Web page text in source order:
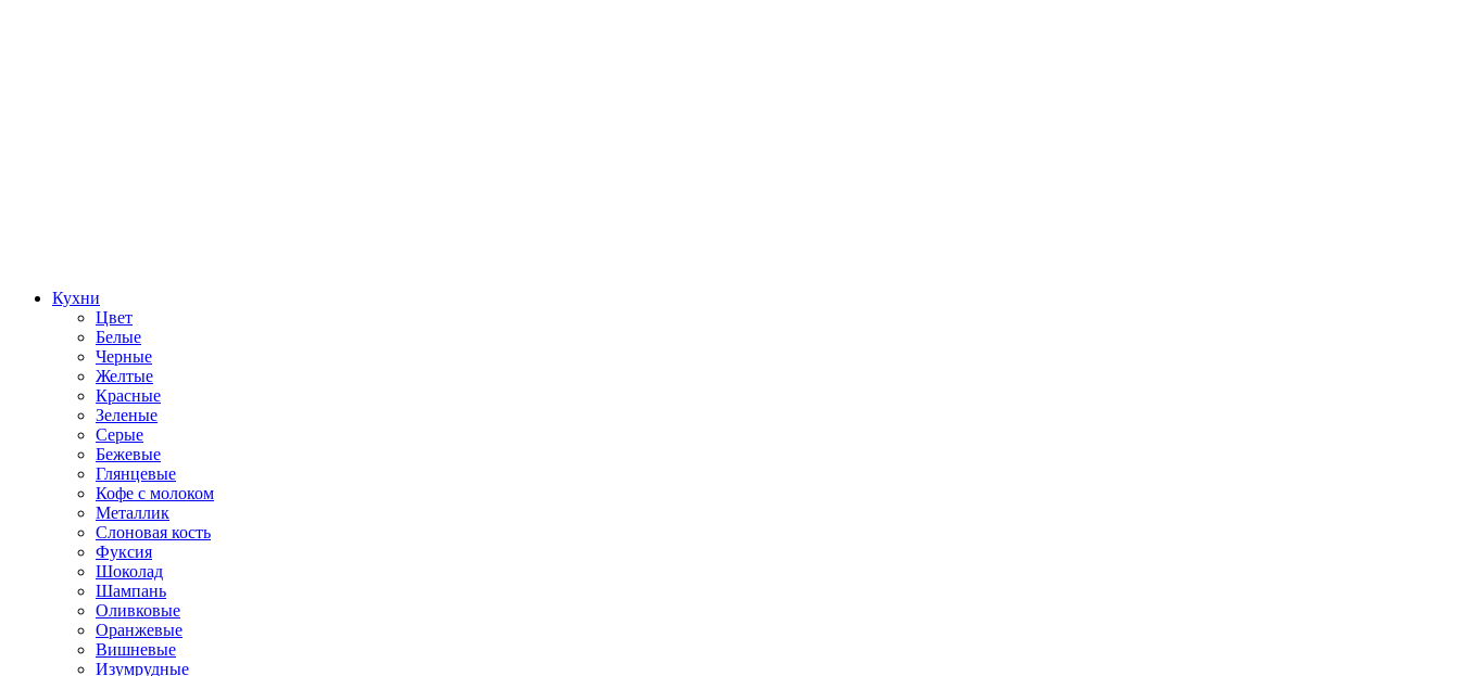
Кухни
Цвет
Белые
Черные
Желтые
Красные
Зеленые
Серые
Бежевые
Глянцевые
Кофе с молоком
Металлик
Слоновая кость
Фуксия
Шоколад
Шампань
Оливковые
Оранжевые
Вишневые
Изумрудные